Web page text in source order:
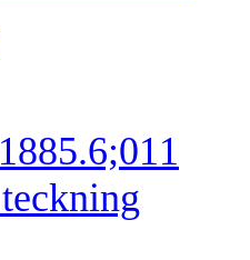
1885.6;011
teckning